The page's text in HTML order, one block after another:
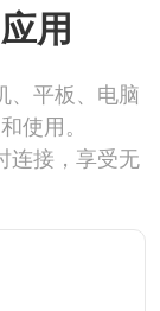
用
、平板、电脑
使用。
连接，享受无